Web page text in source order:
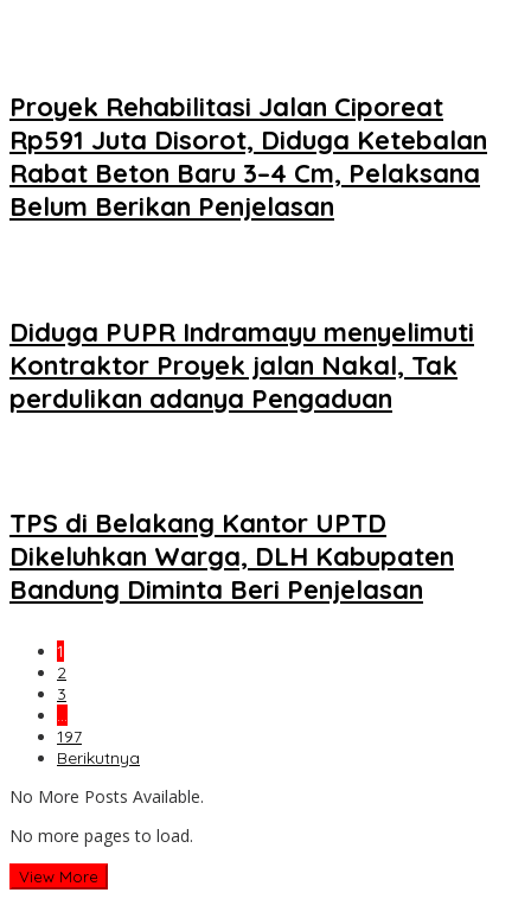
Proyek Rehabilitasi Jalan Ciporeat
Rp591 Juta Disorot, Diduga Ketebalan
Rabat Beton Baru 3–4 Cm, Pelaksana
Belum Berikan Penjelasan
Diduga PUPR Indramayu menyelimuti
Kontraktor Proyek jalan Nakal, Tak
perdulikan adanya Pengaduan
TPS di Belakang Kantor UPTD
Dikeluhkan Warga, DLH Kabupaten
Bandung Diminta Beri Penjelasan
1
2
3
…
197
Berikutnya
No More Posts Available.
No more pages to load.
View More